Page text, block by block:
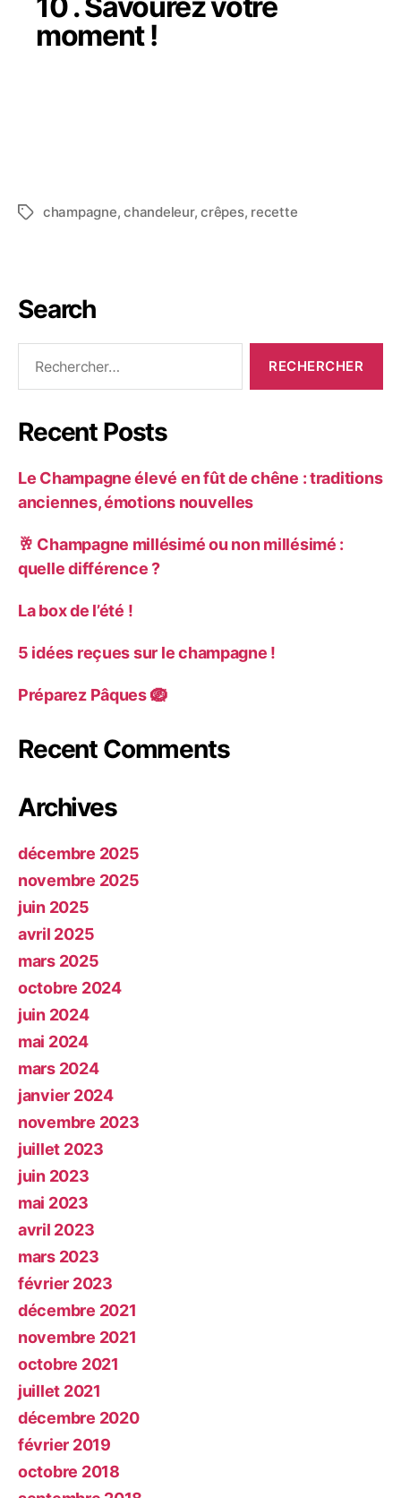
moment !
champagne,chandeleur,crêpes, recette
Search
Recent Posts
Le Champagne élevé en fût de chêne : traditions
anciennes, émotions nouvelles
🥂 Champagne millésimé ou non millésimé :
quelle différence ?
La box de l’été !
5 idées reçues sur le champagne !
Préparez Pâques 🪺
Recent Comments
Archives
décembre 2025
novembre 2025
juin 2025
avril 2025
mars 2025
octobre 2024
juin 2024
mai 2024
mars 2024
janvier 2024
novembre 2023
juillet 2023
juin 2023
mai 2023
avril 2023
mars 2023
février 2023
décembre 2021
novembre 2021
octobre 2021
juillet 2021
décembre 2020
février 2019
octobre 2018